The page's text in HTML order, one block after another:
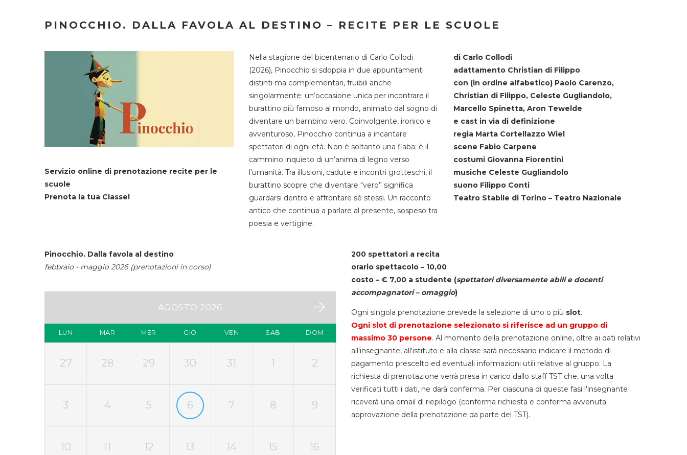
PINOCCHIO. DALLA FAVOLA AL DESTINO – RECITE PER LE SCUOLE
Servizio online di prenotazione recite per le
scuole
Prenota la tua Classe!
Nella stagione del bicentenario di Carlo Collodi
(2026), Pinocchio si sdoppia in due appuntamenti
distinti ma complementari, fruibili anche
singolarmente: un’occasione unica per incontrare il
burattino più famoso al mondo, animato dal sogno di
diventare un bambino vero. Coinvolgente, ironico e
avventuroso, Pinocchio continua a incantare
spettatori di ogni età. Non è soltanto una fiaba: è il
cammino inquieto di un’anima di legno verso
l’umanità. Tra illusioni, cadute e incontri grotteschi, il
burattino scopre che diventare “vero” significa
guardarsi dentro e affrontare sé stessi. Un racconto
antico che continua a parlare al presente, sospeso tra
poesia e vertigine.
di Carlo Collodi
adattamento Christian di Filippo
con (in ordine alfabetico) Paolo Carenzo,
Christian di Filippo, Celeste Gugliandolo,
Marcello Spinetta, Aron Tewelde
e cast in via di definizione
regia Marta Cortellazzo Wiel
scene Fabio Carpene
costumi Giovanna Fiorentini
musiche Celeste Gugliandolo
suono Filippo Conti
Teatro Stabile di Torino – Teatro Nazionale
Pinocchio. Dalla favola al destino
febbraio - maggio 2026 (prenotazioni in corso)
AGOSTO 2026
LUN MAR MER GIO VEN SAB DOM
27 28 29 30 31 1 2
3 4 5 6 7 8 9
10 11 12 13 14 15 16
200 spettatori a recita
orario spettacolo – 10,00
costo – € 7,00 a studente (spettatori diversamente abili e docenti
accompagnatori – omaggio)
Ogni singola prenotazione prevede la selezione di uno o più slot.
Ogni slot di prenotazione selezionato si riferisce ad un gruppo di
massimo 30 persone. Al momento della prenotazione online, oltre ai dati relativi
all'insegnante, all'istituto e alla classe sarà necessario indicare il metodo di
pagamento prescelto ed eventuali informazioni utili relative al gruppo. La
richiesta di prenotazione verrà presa in carico dallo staff TST che, una volta
verificati tutti i dati, ne darà conferma. Per ciascuna di queste fasi l'insegnante
riceverà una email di riepilogo (conferma richiesta e conferma avvenuta
approvazione della prenotazione da parte del TST).